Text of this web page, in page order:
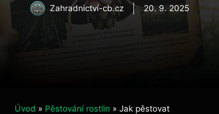
Zahradnictví-cb.cz 20. 9. 2025
Úvod » Pěstování rostlin » Jak pěstovat